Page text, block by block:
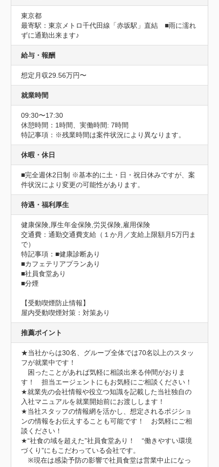
東京都
最寄駅：東京メトロ千代田線「赤坂駅」直結　■雨に濡れ
ずに通勤出来ます♪
給与・報酬
想定月収29.56万円〜
就業時間
09:30〜17:30
休憩時間：1時間、実働時間: 7時間
特記事項：※残業時間は案件状況により異なります。
休暇・休日
■完全週休2日制 ※基本的に土・日・祝日休みですが、案
件状況により変更の可能性があります。
待遇・福利厚生
健康保険,厚生年金保険,労災保険,雇用保険
交通費：通勤交通費支給（１か月／支給上限額月5万円ま
で）
特記事項：■健康診断あり
■カフェテリアプランあり
■社員食堂あり
■分煙
【受動喫煙防止情報】
屋内受動喫煙対策：対策あり
推薦ポイント
★当社からは30名、グループ全体では70名以上のスタッ
フが就業中です！
困ったことがあれば気軽に相談出来る仲間がおりま
す！　担当エージェントにもお気軽にご相談ください！
★就業先の会社情報や役立つ知識を記載した当社独自の
入社マニュアルを就業開始前にお渡しします！
★当社スタッフの情報網を活かし、想定されるポジショ
ンの情報をお伝えすることも可能です！　お気軽にご相
談ください！
★“社食の域を超えた”社員食堂あり！　“働きやすい環境
づくり”にもこだわっている会社です。
※現在は感染予防の影響で社員食堂は営業中止になっ